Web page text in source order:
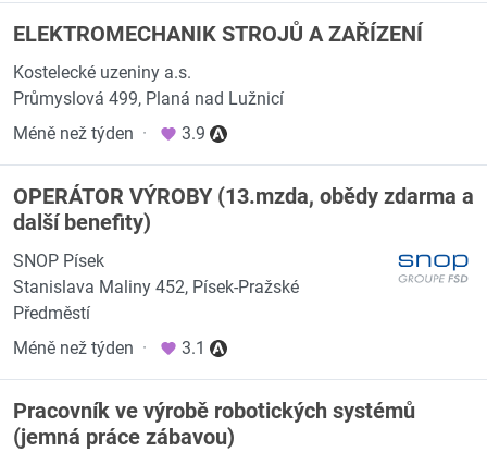
ELEKTROMECHANIK STROJŮ A ZAŘÍZENÍ
Kostelecké uzeniny a.s.
Průmyslová 499, Planá nad Lužnicí
Méně než týden · 3.9
OPERÁTOR VÝROBY (13.mzda, obědy zdarma a
další benefity)
SNOP Písek
Stanislava Maliny 452, Písek-Pražské
Předměstí
Méně než týden · 3.1
Pracovník ve výrobě robotických systémů
(jemná práce zábavou)